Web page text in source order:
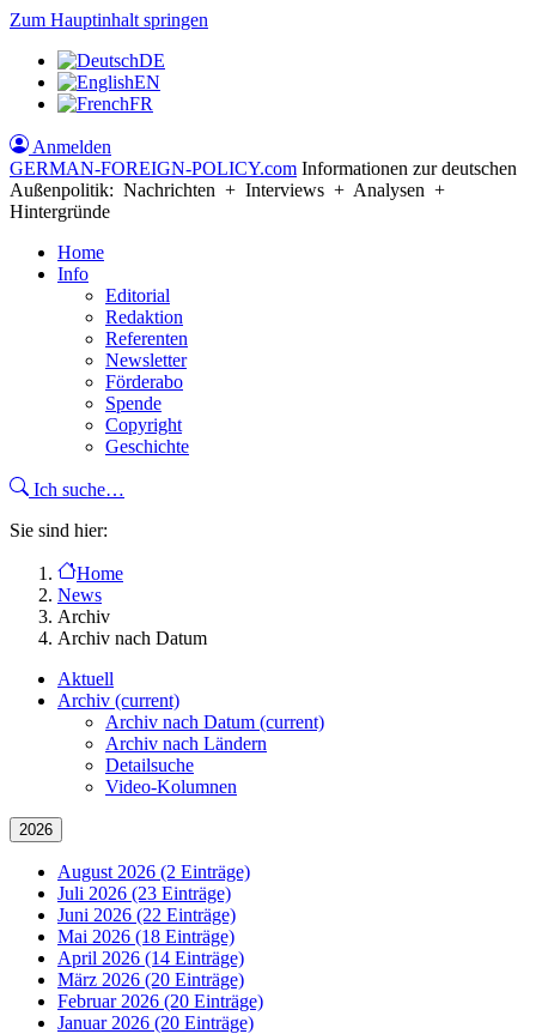
Zum Hauptinhalt springen
DE
EN
FR
Anmelden
GERMAN-FOREIGN-POLICY.com Informationen zur deutschen
Außenpolitik: Nachrichten + Interviews + Analysen +
Hintergründe
Home
Info
Editorial
Redaktion
Referenten
Newsletter
Förderabo
Spende
Copyright
Geschichte
Ich suche…
Sie sind hier:
Home
News
Archiv
Archiv nach Datum
Aktuell
Archiv (current)
Archiv nach Datum (current)
Archiv nach Ländern
Detailsuche
Video-Kolumnen
2026
August 2026 (2 Einträge)
Juli 2026 (23 Einträge)
Juni 2026 (22 Einträge)
Mai 2026 (18 Einträge)
April 2026 (14 Einträge)
März 2026 (20 Einträge)
Februar 2026 (20 Einträge)
Januar 2026 (20 Einträge)